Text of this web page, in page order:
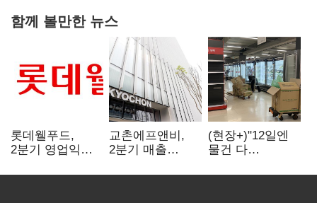
함께 볼만한 뉴스
롯데웰푸드,
2분기 영업익
사업이 실적 견인
교촌에프앤비,
2분기 매출
전년보다 4.9%↑
(현장+)"12일엔
물건 다
매대 채우며 문